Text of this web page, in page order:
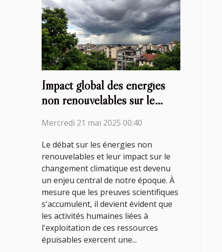
Impact global des énergies
non renouvelables sur le
Mercredi 21 mai 2025 00:40
Le débat sur les énergies non
renouvelables et leur impact sur le
changement climatique est devenu
un enjeu central de notre époque. À
mesure que les preuves scientifiques
s'accumulent, il devient évident que
les activités humaines liées à
l'exploitation de ces ressources
épuisables exercent une...